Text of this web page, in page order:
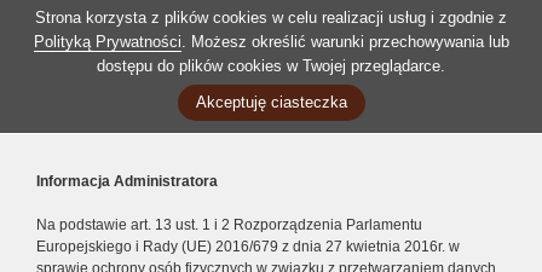
Strona korzysta z plików cookies w celu realizacji usług i zgodnie z
Polityką Prywatności. Możesz określić warunki przechowywania lub
dostępu do plików cookies w Twojej przeglądarce.
Akceptuję ciasteczka
Informacja Administratora
Na podstawie art. 13 ust. 1 i 2 Rozporządzenia Parlamentu
Europejskiego i Rady (UE) 2016/679 z dnia 27 kwietnia 2016r. w
sprawie ochrony osób fizycznych w związku z przetwarzaniem danych